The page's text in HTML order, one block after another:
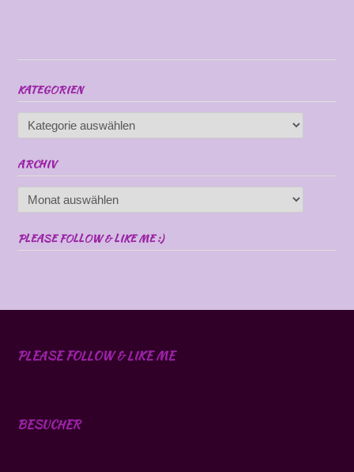
KATEGORIEN
Kategorien
ARCHIV
Archiv
PLEASE FOLLOW & LIKE ME :)
PLEASE FOLLOW & LIKE ME
BESUCHER